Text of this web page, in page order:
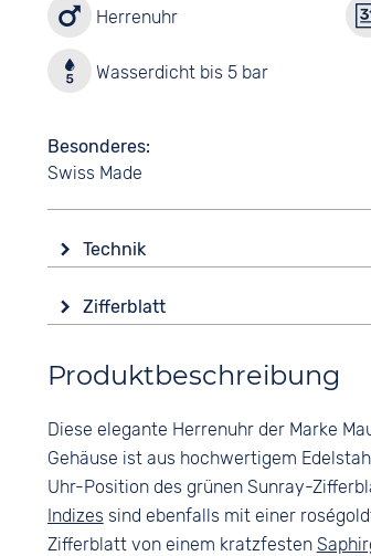
Herrenuhr
Wasserdicht bis 5 bar
Besonderes
Swiss Made
Technik
Batterie (Quarz)
Datumsanzeige
Wasserdicht
5 bar
Zifferblatt
Analog
Grün
Ziffern
Römisch
Produktbeschreibung
Diese elegante Herrenuhr der Marke
Gehäuse ist aus hochwertigem
Uhr-Position des grünen Sunray-
Indizes sind ebenfalls mit einer
Zifferblatt von einem kratzfesten